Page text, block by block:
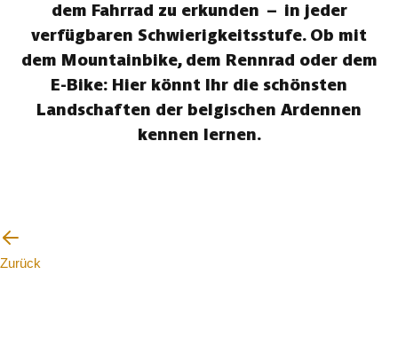
dem Fahrrad zu erkunden – in jeder
verfügbaren Schwierigkeitsstufe. Ob mit
dem Mountainbike, dem Rennrad oder dem
E-Bike: Hier könnt Ihr die schönsten
Landschaften der belgischen Ardennen
kennen lernen.
Zurück